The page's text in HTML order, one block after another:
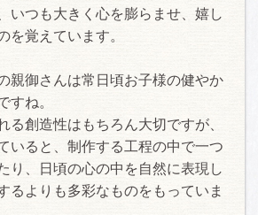
いつも大きく心を膨らませ、嬉し
を覚えています。
親御さんは常日頃お子様の健やか
すね。
る創造性はもちろん大切ですが、
いると、制作する工程の中で一つ
り、日頃の心の中を自然に表現し
るよりも多彩なものをもっていま